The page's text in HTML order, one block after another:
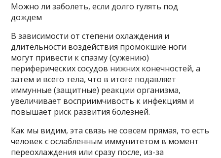
Можно ли заболеть, если долго гулять под
дождем
В зависимости от степени охлаждения и
длительности воздействия промокшие ноги
могут привести к спазму (сужению)
периферических сосудов нижних конечностей, а
затем и всего тела, что в итоге подавляет
иммунные (защитные) реакции организма,
увеличивает восприимчивость к инфекциям и
повышает риск развития болезней.
Как мы видим, эта связь не совсем прямая, то есть
человек с ослабленным иммунитетом в момент
переохлаждения или сразу после, из-за